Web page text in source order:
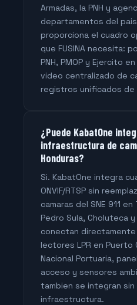
Armadas, la PNH y
departamentos del
proporciona el cuadro
que FUSINA necesita:
PNH, PMOP y Ejercito
video centralizado de
registros unificados de
¿Puede KabatOne
infraestructura de
Honduras?
Si. KabatOne integra
ONVIF/RTSP sin
camaras del SNE 911
Pedro Sula, Choluteca
conectan
lectores LPR en Puerto
Nacional Portuaria,
acceso y sensores
tambien se integran sin
infraestructura.